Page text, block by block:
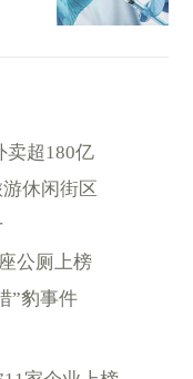
卖超180亿
休闲街区
公厕上榜
”豹事件